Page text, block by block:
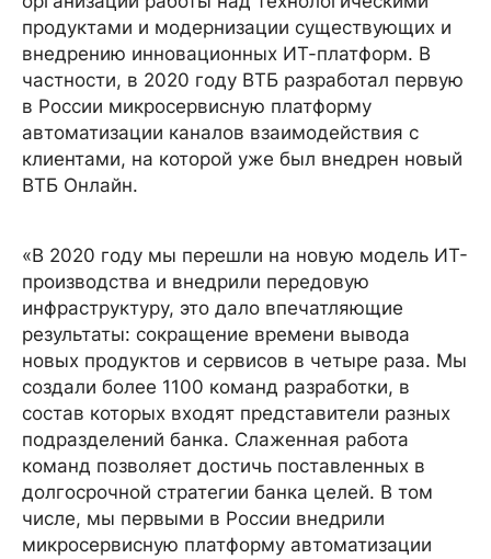
продуктами и модернизации существующих и
внедрению инновационных ИТ-платформ. В
частности, в 2020 году ВТБ разработал первую
в России микросервисную платформу
автоматизации каналов взаимодействия с
клиентами, на которой уже был внедрен новый
ВТБ Онлайн.
«В 2020 году мы перешли на новую модель ИТ-
производства и внедрили передовую
инфраструктуру, это дало впечатляющие
результаты: сокращение времени вывода
новых продуктов и сервисов в четыре раза. Мы
создали более 1100 команд разработки, в
состав которых входят представители разных
подразделений банка. Слаженная работа
команд позволяет достичь поставленных в
долгосрочной стратегии банка целей. В том
числе, мы первыми в России внедрили
микросервисную платформу автоматизации